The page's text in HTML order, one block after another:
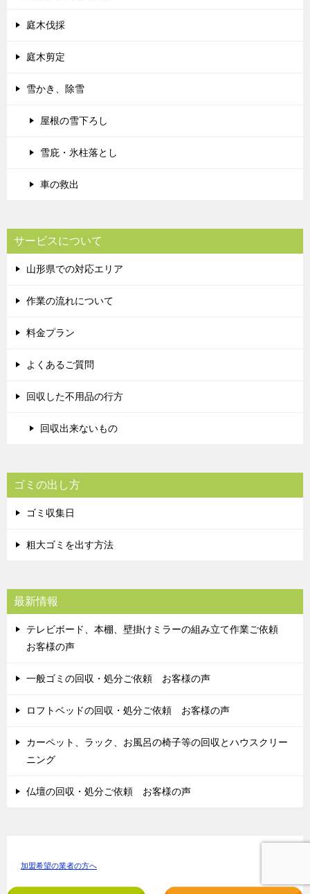
庭木伐採
庭木剪定
雪かき、除雪
屋根の雪下ろし
雪庇・氷柱落とし
車の救出
サービスについて
山形県での対応エリア
作業の流れについて
料金プラン
よくあるご質問
回収した不用品の行方
回収出来ないもの
ゴミの出し方
ゴミ収集日
粗大ゴミを出す方法
最新情報
テレビボード、本棚、壁掛けミラーの組み立て作業ご依頼
お客様の声
一般ゴミの回収・処分ご依頼 お客様の声
ロフトベッドの回収・処分ご依頼 お客様の声
カーペット、ラック、お風呂の椅子等の回収とハウスクリー
ニング
仏壇の回収・処分ご依頼 お客様の声
加盟希望の業者の方へ